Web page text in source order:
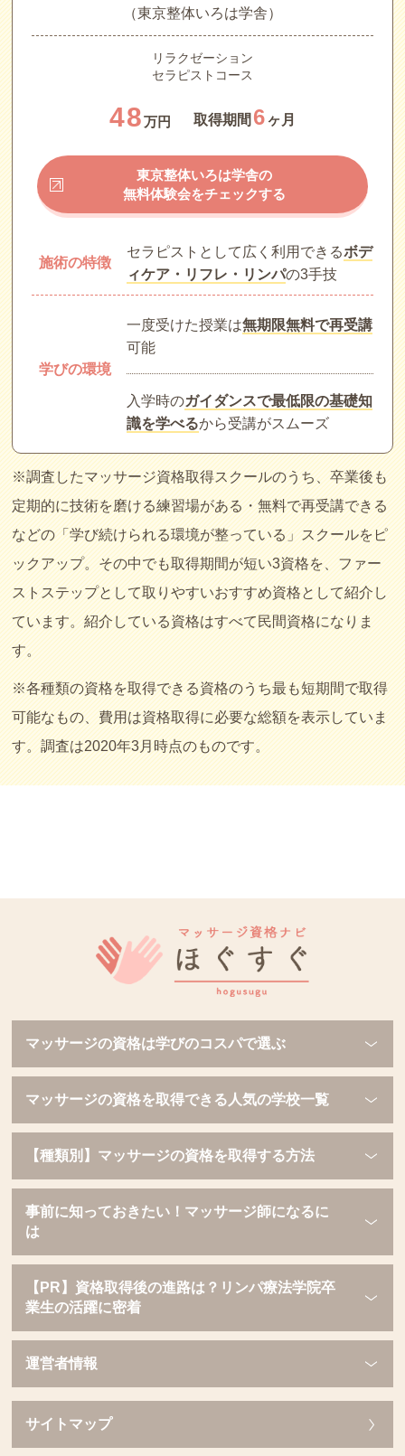
（東京整体いろは学舎）
リラクゼーション
セラピストコース
48万円 取得期間 6ヶ月
東京整体いろは学舎の
無料体験会をチェックする
施術の特徴
セラピストとして広く利用できるボデ
ィケア・リフレ・リンパの3手技
学びの環境
一度受けた授業は無期限無料で再受講
可能
入学時のガイダンスで最低限の基礎知
識を学べるから受講がスムーズ
※調査したマッサージ資格取得スクールのうち、卒業後も
定期的に技術を磨ける練習場がある・無料で再受講できる
などの「学び続けられる環境が整っている」スクールをピ
ックアップ。その中でも取得期間が短い3資格を、ファー
ストステップとして取りやすいおすすめ資格として紹介し
ています。紹介している資格はすべて民間資格になりま
す。
※各種類の資格を取得できる資格のうち最も短期間で取得
可能なもの、費用は資格取得に必要な総額を表示していま
す。調査は2020年3月時点のものです。
マッサージの資格は学びのコスパで選ぶ
マッサージの資格を取得できる人気の学校一覧
【種類別】マッサージの資格を取得する方法
事前に知っておきたい！マッサージ師になるに
は
【PR】資格取得後の進路は？リンパ療法学院卒
業生の活躍に密着
運営者情報
サイトマップ